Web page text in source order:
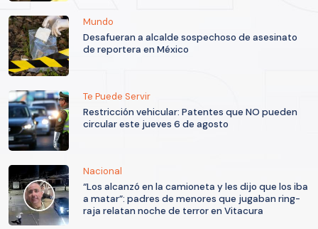
Mundo
Desafueran a alcalde sospechoso de asesinato
de reportera en México
Te Puede Servir
Restricción vehicular: Patentes que NO pueden
circular este jueves 6 de agosto
Nacional
“Los alcanzó en la camioneta y les dijo que los iba
a matar”: padres de menores que jugaban ring-
raja relatan noche de terror en Vitacura